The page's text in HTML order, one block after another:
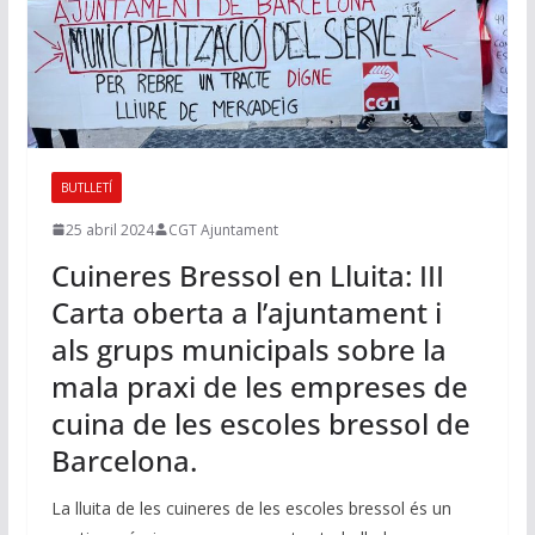
BUTLLETÍ
25 abril 2024 CGT Ajuntament
Cuineres Bressol en Lluita: III
Carta oberta a l’ajuntament i
als grups municipals sobre la
mala praxi de les empreses de
cuina de les escoles bressol de
Barcelona.
La lluita de les cuineres de les escoles bressol és un